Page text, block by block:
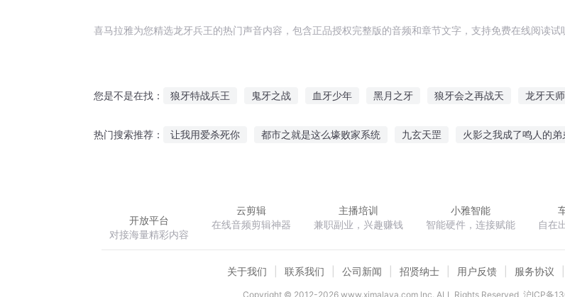
喜马拉雅为您精选龙牙兵王的热门声音内容，包含正品授权完整版的音频和章节文字，支持免费在线阅读试
您是不是在找： 狼牙特战兵王 鬼牙之战 血牙少年 黑月之牙 狼牙会之再战天 龙牙天师
热门搜索推荐： 让我用爱杀死你 都市之就是这么壕败家系统 九玄天罡 火影之我成了鸣人的弟
开放平台
对接海量精彩内容
云剪辑
在线音频剪辑神器
主播培训
兼职副业，兴趣赚钱
小雅智能
智能硬件，连接赋能
自在
关于我们 联系我们 公司新闻 招贤纳士 用户反馈 服务协议
Copyright © 2012-2026www.ximalaya.com lnc. ALL Rights Reserved 沪ICP备